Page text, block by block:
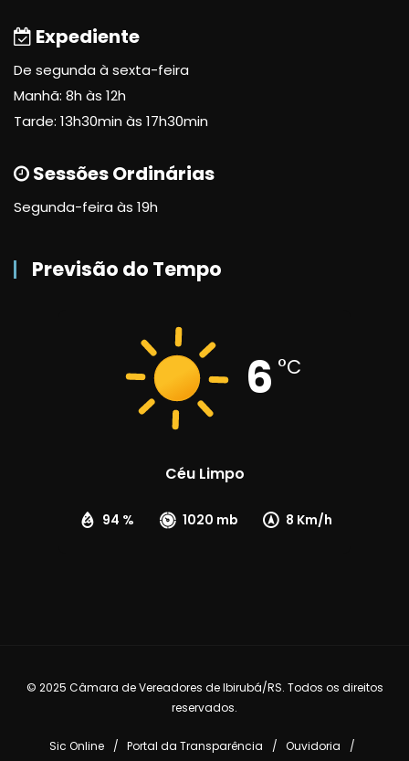
Expediente
De segunda à sexta-feira
Manhã: 8h às 12h
Tarde: 13h30min às 17h30min
Sessões Ordinárias
Segunda-feira às 19h
Previsão do Tempo
6 °C
Céu Limpo
94 % 1020 mb 8 Km/h
© 2025 Câmara de Vereadores de Ibirubá/RS. Todos os direitos
reservados.
Sic Online Portal da Transparência
Ouvidoria